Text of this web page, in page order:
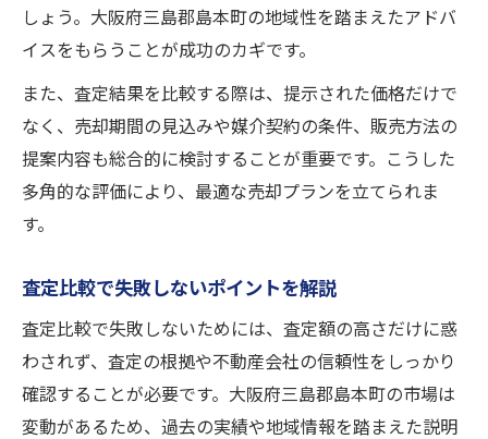
しょう。大阪府三島郡島本町の地域性を踏まえたアドバ
イスをもらうことが成功のカギです。
また、査定結果を比較する際は、提示された価格だけで
なく、売却期間の見込みや媒介契約の条件、販売方法の
提案内容も総合的に検討することが重要です。こうした
多角的な評価により、最適な売却プランを立てられま
す。
査定比較で失敗しないポイントを解説
査定比較で失敗しないためには、査定額の高さだけに惑
わされず、査定の根拠や不動産会社の信頼性をしっかり
確認することが必要です。大阪府三島郡島本町の市場は
変動があるため、過去の実績や地域情報を踏まえた説明